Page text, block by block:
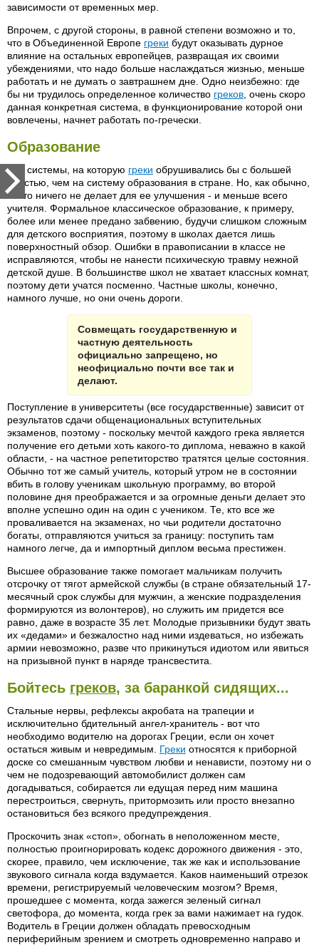
зависимости от временных мер.
Впрочем, с другой стороны, в равной степени возможно и то,
что в Объединенной Европе греки будут оказывать дурное
влияние на остальных европейцев, развращая их своими
убеждениями, что надо больше наслаждаться жизнью, меньше
работать и не думать о завтрашнем дне. Одно неизбежно: где
бы ни трудилось определенное количество греков , очень скоро
данная конкретная система, в функционирование которой они
вовлечены, начнет работать по-гречески.
Образование
Нет системы, на которую греки обрушивались бы с большей
яростью, чем на систему образования в стране. Но, как обычно,
никто ничего не делает для ее улучшения - и меньше всего
учителя. Формальное классическое образование, к примеру,
более или менее предано забвению, будучи слишком сложным
для детского восприятия, поэтому в школах дается лишь
поверхностный обзор. Ошибки в правописании в классе не
исправляются, чтобы не нанести психическую травму нежной
детской душе. В большинстве школ не хватает классных комнат,
поэтому дети учатся посменно. Частные школы, конечно,
намного лучше, но они очень дороги.
Совмещать государственную и
частную деятельность
официально запрещено, но
неофициально почти все так и
делают.
Поступление в университеты (все государственные) зависит от
результатов сдачи общенациональных вступительных
экзаменов, поэтому - поскольку мечтой каждого грека является
получение его детьми хоть какого-то диплома, неважно в какой
области, - на частное репетиторство тратятся целые состояния.
Обычно тот же самый учитель, который утром не в состоянии
вбить в голову ученикам школьную программу, во второй
половине дня преображается и за огромные деньги делает это
вполне успешно один на один с учеником. Те, кто все же
проваливается на экзаменах, но чьи родители достаточно
богаты, отправляются учиться за границу: поступить там
намного легче, да и импортный диплом весьма престижен.
Высшее образование также помогает мальчикам получить
отсрочку от тягот армейской службы (в стране обязательный 17-
месячный срок службы для мужчин, а женские подразделения
формируются из волонтеров), но служить им придется все
равно, даже в возрасте 35 лет. Молодые призывники будут звать
их «дедами» и безжалостно над ними издеваться, но избежать
армии невозможно, разве что прикинуться идиотом или явиться
на призывной пункт в наряде трансвестита.
Бойтесь греков, за баранкой сидящих...
Стальные нервы, рефлексы акробата на трапеции и
исключительно бдительный ангел-хранитель - вот что
необходимо водителю на дорогах Греции, если он хочет
остаться живым и невредимым. Греки относятся к приборной
доске со смешанным чувством любви и ненависти, поэтому ни о
чем не подозревающий автомобилист должен сам
догадываться, собирается ли едущая перед ним машина
перестроиться, свернуть, притормозить или просто внезапно
остановиться без всякого предупреждения.
Проскочить знак «стоп», обогнать в неположенном месте,
полностью проигнорировать кодекс дорожного движения - это,
скорее, правило, чем исключение, так же как и использование
звукового сигнала когда вздумается. Каков наименьший отрезок
времени, регистрируемый человеческим мозгом? Время,
прошедшее с момента, когда зажегся зеленый сигнал
светофора, до момента, когда грек за вами нажимает на гудок.
Водитель в Греции должен обладать превосходным
периферийным зрением и смотреть одновременно направо и